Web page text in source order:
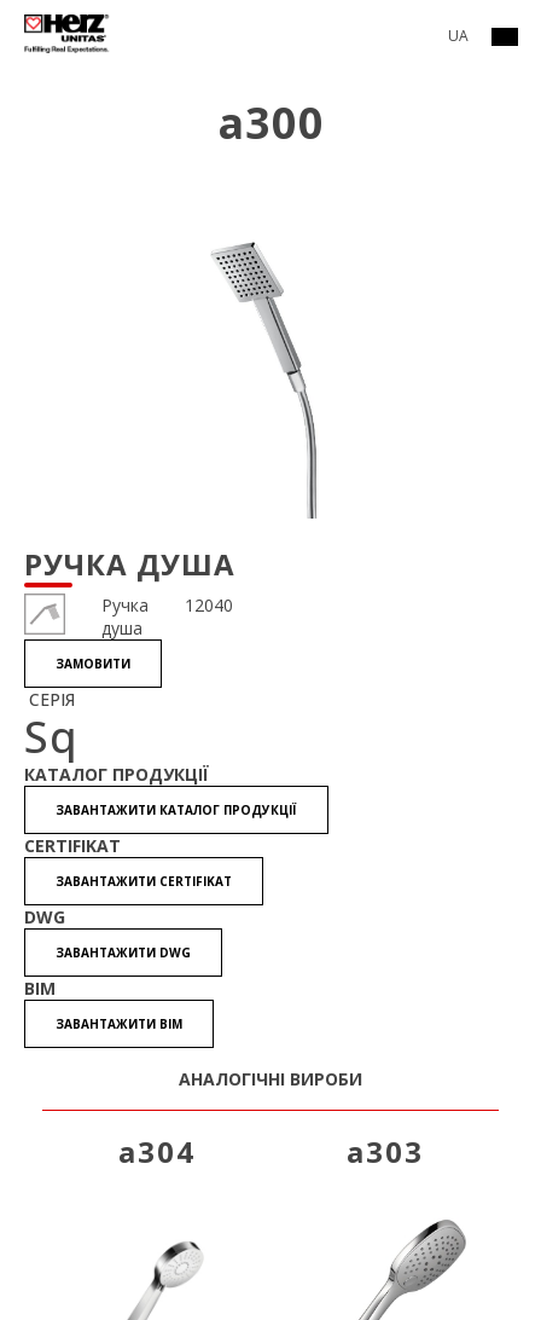
UA
a300
РУЧКА ДУША
Pучка
душа
12040
ЗАМОВИТИ
СЕРІЯ
Sq
КАТАЛОГ ПРОДУКЦІЇ
ЗАВАНТАЖИТИ КАТАЛОГ ПРОДУКЦІЇ
CERTIFIKAT
ЗАВАНТАЖИТИ CERTIFIKAT
DWG
ЗАВАНТАЖИТИ DWG
BIM
ЗАВАНТАЖИТИ BIM
АНАЛОГІЧНІ ВИРОБИ
a304 a303